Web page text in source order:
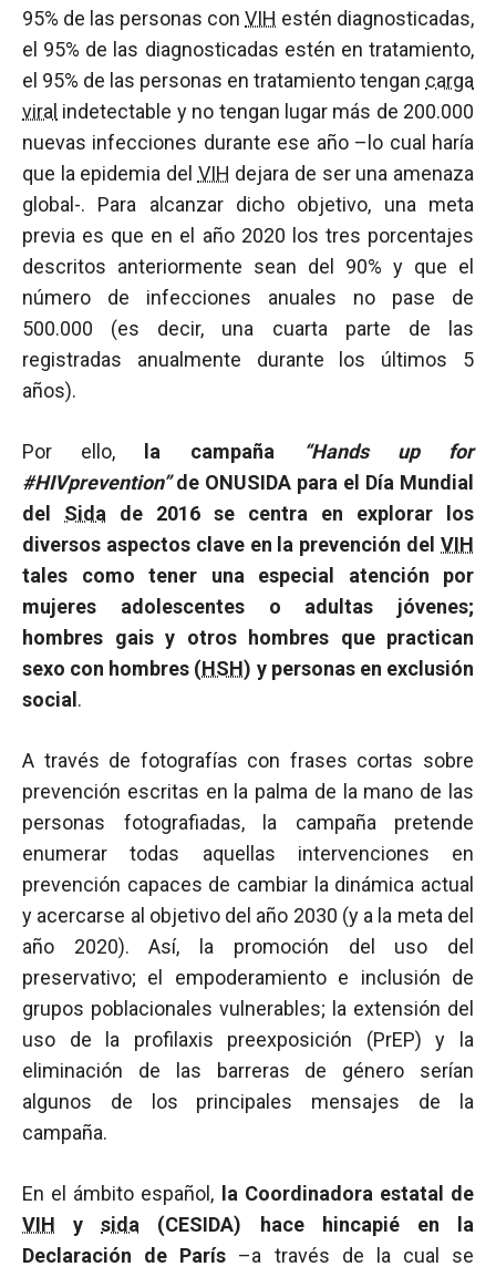
95% de las personas con VIH estén diagnosticadas,
el 95% de las diagnosticadas estén en tratamiento,
el 95% de las personas en tratamiento tengan carga
viral indetectable y no tengan lugar más de 200.000
nuevas infecciones durante ese año –lo cual haría
que la epidemia del VIH dejara de ser una amenaza
global-. Para alcanzar dicho objetivo, una meta
previa es que en el año 2020 los tres porcentajes
descritos anteriormente sean del 90% y que el
número de infecciones anuales no pase de
500.000 (es decir, una cuarta parte de las
registradas anualmente durante los últimos 5
años).
Por ello, la campaña
“Hands up for
#HIVprevention”de ONUSIDA para el Día Mundial
del Sida de 2016 se centra en explorar los
diversos aspectos clave en la prevención del VIH
tales como tener una especial atención por
mujeres adolescentes o adultas jóvenes;
hombres gais y otros hombres que practican
sexo con hombres (HSH) y personas en exclusión
social .
A través de fotografías con frases cortas sobre
prevención escritas en la palma de la mano de las
personas fotografiadas, la campaña pretende
enumerar todas aquellas intervenciones en
prevención capaces de cambiar la dinámica actual
y acercarse al objetivo del año 2030 (y a la meta del
año 2020). Así, la promoción del uso del
preservativo; el empoderamiento e inclusión de
grupos poblacionales vulnerables; la extensión del
uso de la profilaxis preexposición (PrEP) y la
eliminación de las barreras de género serían
algunos de los principales mensajes de la
campaña.
En el ámbito español,
la Coordinadora estatal de
VIH ysida (CESIDA) hace hincapié en la
Declaración de París –a través de la cual se